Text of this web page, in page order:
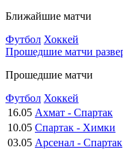
Ближайшие матчи
Футбол Хоккей
Прошедшие матчи
Прошедшие матчи
Футбол Хоккей
16.05 Ахмат - Спартак
10.05 Спартак - Химки
03.05 Арсенал - Спартак